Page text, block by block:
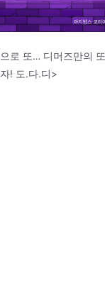
로 또… 디머즈만의
! 도.다.디>